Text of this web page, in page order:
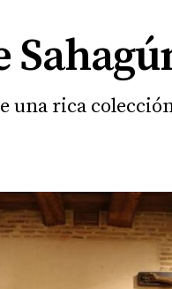
una rica